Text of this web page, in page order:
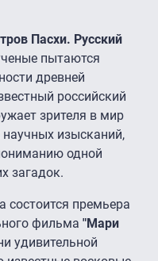
Пасхи. Русский
пытаются
древней
российский
зрителя в мир
изысканий,
одной
загадок.
состоится премьера
фильма "Мари
удивительной